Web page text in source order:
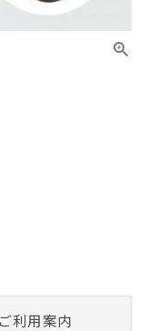
ご利用案内